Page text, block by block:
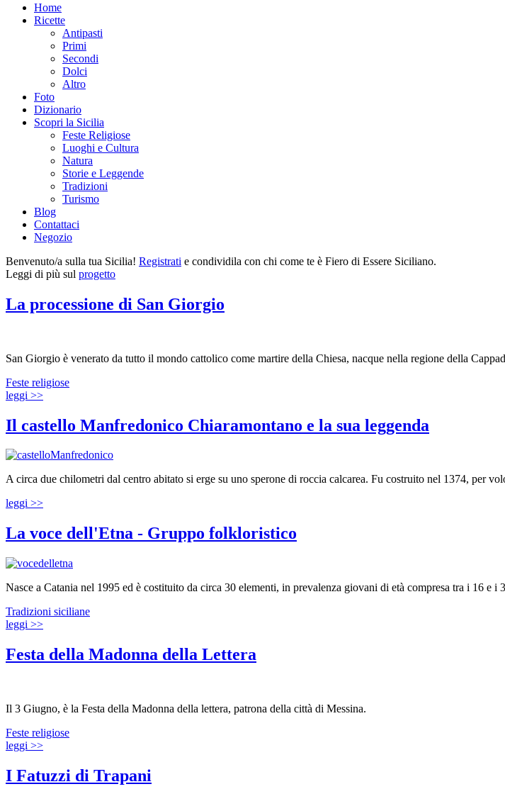
Home
Ricette
Antipasti
Primi
Secondi
Dolci
Altro
Foto
Dizionario
Scopri la Sicilia
Feste Religiose
Luoghi e Cultura
Natura
Storie e Leggende
Tradizioni
Turismo
Blog
Contattaci
Negozio
Benvenuto/a sulla tua Sicilia! Registrati e condividila con chi come te è Fiero di Essere Siciliano.
Leggi di più sul progetto
La processione di San Giorgio
San Giorgio è venerato da tutto il mondo cattolico come martire della Chiesa, nacque nella regione della
Feste religiose
leggi >>
Il castello Manfredonico Chiaramontano e la sua leggenda
A circa due chilometri dal centro abitato si erge su uno sperone di roccia calcarea. Fu costruito nel 1374, per
leggi >>
La voce dell'Etna - Gruppo folkloristico
Nasce a Catania nel 1995 ed è costituito da circa 30 elementi, in prevalenza giovani di età compresa tra i 16 e
Tradizioni siciliane
leggi >>
Festa della Madonna della Lettera
Il 3 Giugno, è la Festa della Madonna della lettera, patrona della città di Messina.
Feste religiose
leggi >>
I Fatuzzi di Trapani